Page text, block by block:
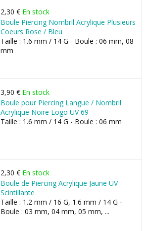
2,30 € En stock
Boule Piercing Nombril Acrylique Plusieurs
Coeurs Rose / Bleu
Taille : 1.6 mm / 14 G - Boule : 06 mm, 08
mm
3,90 € En stock
Boule pour Piercing Langue / Nombril
Acrylique Noire Logo UV 69
Taille : 1.6 mm / 14 G - Boule : 06 mm
2,30 € En stock
Boule de Piercing Acrylique Jaune UV
Scintillante
Taille : 1.2 mm / 16 G, 1.6 mm / 14 G -
Boule : 03 mm, 04 mm, 05 mm, ...